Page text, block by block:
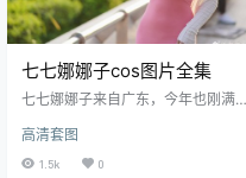
七七娜娜子cos图片全集
七七娜娜子来自广东，今年也刚满2
博，短短两年多时间就积累了近11
万的粉丝量.
高清套图
1.5k 0